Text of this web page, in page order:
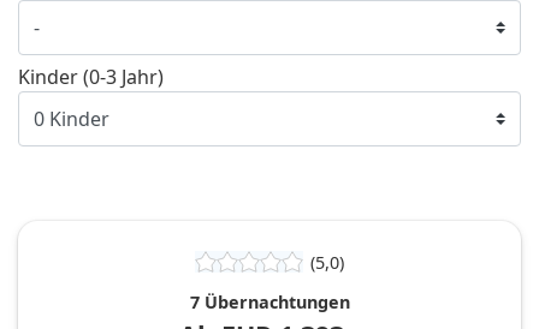
Kinder (0-3 Jahr)
(5,0)
7 Übernachtungen